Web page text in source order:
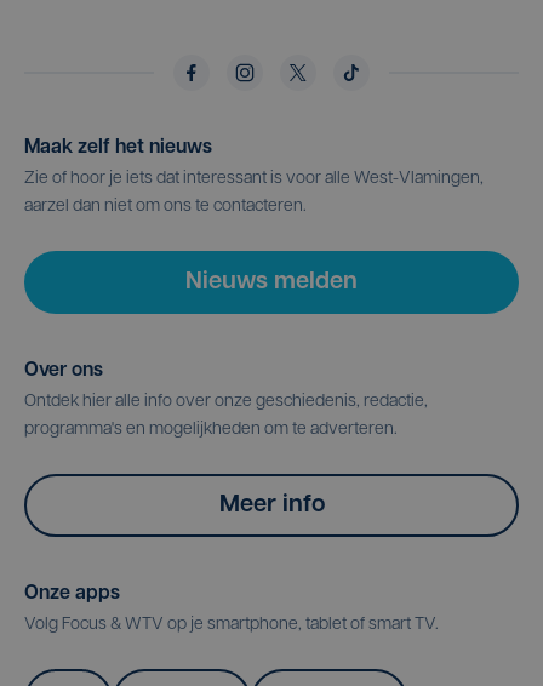
Maak zelf het nieuws
Zie of hoor je iets dat interessant is voor alle West-Vlamingen,
aarzel dan niet om ons te contacteren.
Nieuws melden
Over ons
Ontdek hier alle info over onze geschiedenis, redactie,
programma's en mogelijkheden om te adverteren.
Meer info
Onze apps
Volg Focus & WTV op je smartphone, tablet of smart TV.